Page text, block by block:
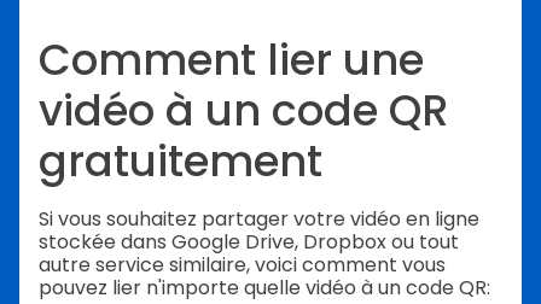
Comment lier une
vidéo à un code QR
gratuitement
Si vous souhaitez partager votre vidéo en ligne
stockée dans Google Drive, Dropbox ou tout
autre service similaire, voici comment vous
pouvez lier n'importe quelle vidéo à un code QR: